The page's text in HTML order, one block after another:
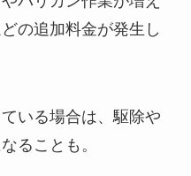
の追加料金が発生し
いる場合は、駆除や
ることも。